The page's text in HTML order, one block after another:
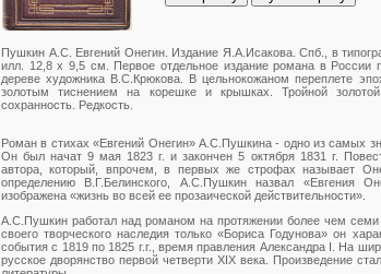
Пушкин А.С. Евгений Онегин. Издание Я.А.Исакова. Спб., в
илл. 12,8 х 9,5 см. Первое отдельное издание романа в России
дереве художника В.С.Крюкова. В цельнокожаном переплете
золотым тиснением на корешке и крышках. Тройной
сохранность. Редкость.
Роман в стихах «Евгений Онегин» А.С.Пушкина - одно из самых
Он был начат 9 мая 1823 г. и закончен 5 октября 1831 г.
автора, который, впрочем, в первых же строфах называет
определению В.Г.Белинского, А.С.Пушкин назвал «Евгения
изображена «жизнь во всей ее прозаической действительности».
А.С.Пушкин работал над романом на протяжении более чем семи
своего творческого наследия только «Бориса Годунова» он
события с 1819 по 1825 г.г., время правления Александра I. На
русское дворянство первой четверти XIX века. Произведение